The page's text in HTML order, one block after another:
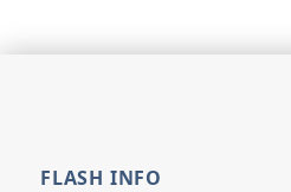
FLASH INFO